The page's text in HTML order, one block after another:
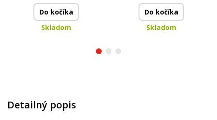
Do kočíka
Skladom
Do kočíka
Skladom
Detailný popis